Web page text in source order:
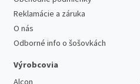
Reklamácie a záruka
O nás
Odborné info o šošovkách
Výrobcovia
Alcon